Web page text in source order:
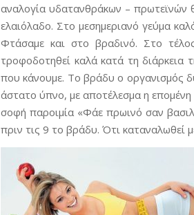
αναλογία υδατανθράκων – πρωτεϊνών
ελαιόλαδο. Στο μεσημεριανό γεύμα
Φτάσαμε και στο βραδινό. Στο
τροφοδοτηθεί καλά κατά τη διάρκεια
που κάνουμε. Το βράδυ ο οργανισμός
άστατο ύπνο, με αποτέλεσμα η
σοφή παροιμία «Φάε πρωινό σαν
πριν τις 9 το βράδυ. Ότι καταναλωθεί